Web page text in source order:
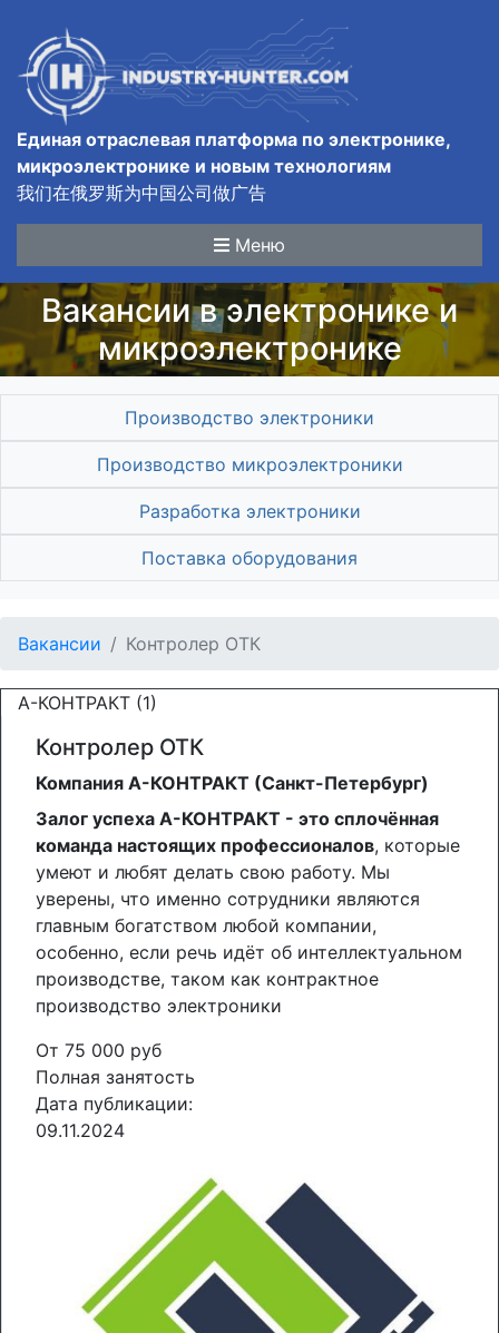
Единая отраслевая платформа по электронике,
микроэлектронике и новым технологиям
我们在俄罗斯为中国公司做广告
Меню
Вакансии в электронике и
микроэлектронике
Производство электроники
Производство микроэлектроники
Разработка электроники
Поставка оборудования
Вакансии Контролер ОТК
А-КОНТРАКТ (1)
Контролер ОТК
Компания А-КОНТРАКТ (Санкт-Петербург)
Залог успеха А-КОНТРАКТ - это сплочённая
команда настоящих профессионалов, которые
умеют и любят делать свою работу. Мы
уверены, что именно сотрудники являются
главным богатством любой компании,
особенно, если речь идёт об интеллектуальном
производстве, таком как контрактное
производство электроники
От 75 000 руб
Полная занятость
Дата публикации:
09.11.2024